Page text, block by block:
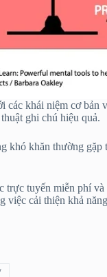
các khái niệm cơ
ghi chú hiệu quả.
khó khăn thường
tuyến miễn phí
việc cải thiện khả